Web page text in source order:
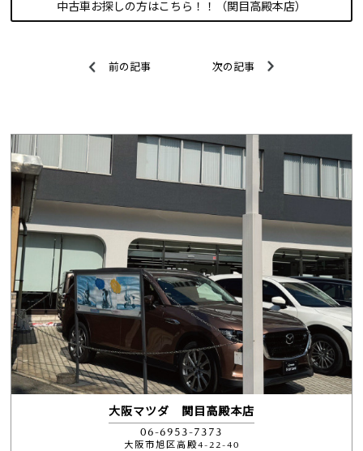
中古車お探しの方はこちら！！（関目高殿本店）
前の記事 次の記事
大阪マツダ 関目高殿本店
06-6953-7373
大阪市旭区高殿4-22-40